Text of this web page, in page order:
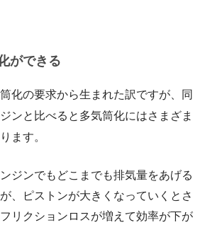
ができる
化の要求から生まれた訳ですが、同
ンと比べると多気筒化にはさまざま
ます。
ジンでもどこまでも排気量をあげる
、ピストンが大きくなっていくとさ
リクションロスが増えて効率が下が